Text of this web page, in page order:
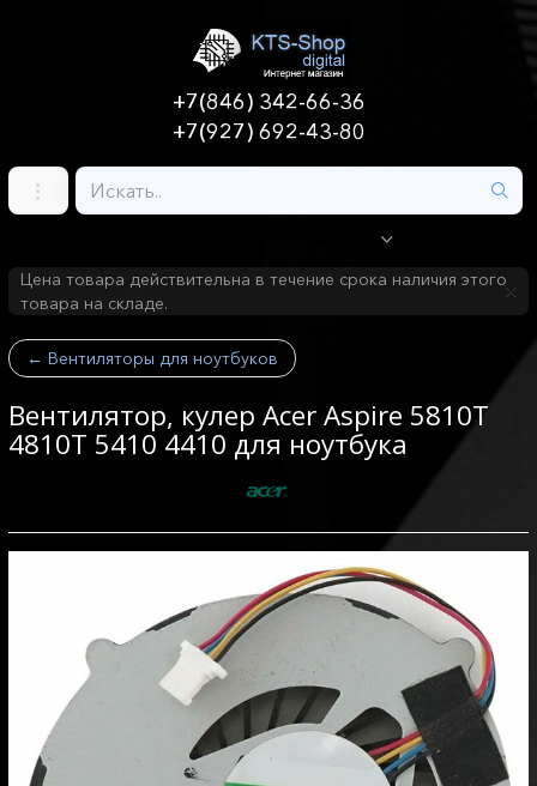
+7(846) 342-66-36
+7(927) 692-43-80
Цена товара действительна в течение срока наличия этого
товара на складе.
← Вентиляторы для ноутбуков
Вентилятор, кулер Acer Aspire 5810T
4810T 5410 4410 для ноутбука